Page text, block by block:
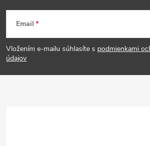
Z
á
p
Email
Vložením e-mailu súhlasíte s podmienkami
údajov